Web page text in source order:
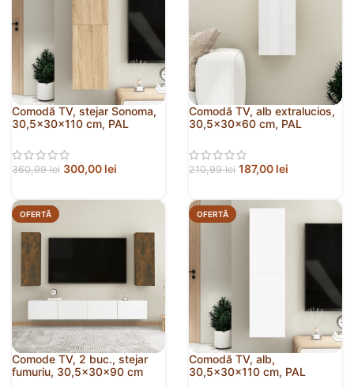
Comodă TV, stejar Sonoma,
30,5x30x110 cm, PAL
360,99lei 300,00 lei
Comodă TV, alb extralucios,
30,5x30x60 cm, PAL
210,99lei 187,00 lei
OFERTĂ
Comode TV, 2 buc., stejar
fumuriu, 30,5x30x90 cm
OFERTĂ
Comodă TV, alb,
30,5x30x110 cm, PAL